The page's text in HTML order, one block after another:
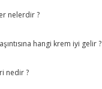
nelerdir ?
hangi krem iyi gelir ?
nedir ?